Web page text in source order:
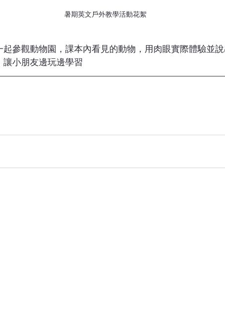
暑期英文戶外教學活動花絮
起參觀動物園，課本內看見的動物，用肉眼實際體驗並
小朋友邊玩邊學習